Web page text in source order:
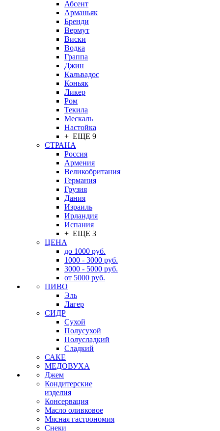
Абсент
Арманьяк
Бренди
Вермут
Виски
Водка
Граппа
Джин
Кальвадос
Коньяк
Ликер
Ром
Текила
Мескаль
Настойка
+ ЕЩЕ 9
СТРАНА
Россия
Армения
Великобритания
Германия
Грузия
Дания
Израиль
Ирландия
Испания
+ ЕЩЕ 3
ЦЕНА
до 1000 руб.
1000 - 3000 руб.
3000 - 5000 руб.
от 5000 руб.
ПИВО
Эль
Лагер
СИДР
Сухой
Полусухой
Полусладкий
Сладкий
САКЕ
МЕДОВУХА
Джем
Кондитерские
изделия
Консервация
Масло оливковое
Мясная гастрономия
Снеки